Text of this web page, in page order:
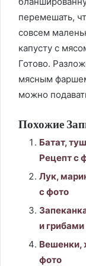
перемешать,
совсем
капусту с
Готово.
мясным
можно
Похожие
Батат,
Рецепт с
Лук,
с фото
и
Вешенки,
фото